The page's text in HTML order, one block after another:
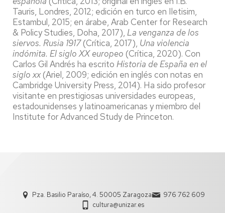
Tauris, Londres, 2012; edición en turco en Iletisim,
Estambul, 2015; en árabe, Arab Center for Research
& Policy Studies, Doha, 2017), La venganza de los
siervos. Rusia 1917(Crítica, 2017), Una violencia
indómita. El siglo XX europeo (Crítica, 2020). Con
Carlos Gil Andrés ha escrito Historia de España en el
siglo xx(Ariel, 2009; edición en inglés con notas en
Cambridge University Press, 2014). Ha sido profesor
visitante en prestigiosas universidades europeas,
estadounidenses y latinoamericanas y miembro del
Institute for Advanced Study de Princeton.
Pza. Basilio Paraíso, 4. 50005 Zaragoza
976 762 609
cultura@unizar.es